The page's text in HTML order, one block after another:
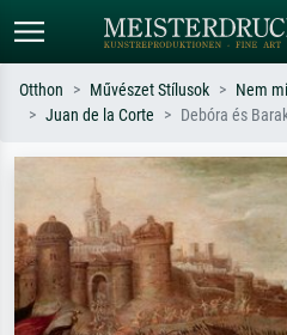
Keressen művész, műcím vagy stílus
szerint – pl. Monet, Csillagos éj,
impresszionizmus, Hokusai-hullám,
akt.
Otthon Művészet Stílusok
Nem
Juan de la Corte
Debóra és